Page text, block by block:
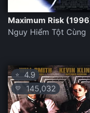
Maximum Risk
Nguy Hiểm Tột Cùng
⭐4.9
💛 145,032